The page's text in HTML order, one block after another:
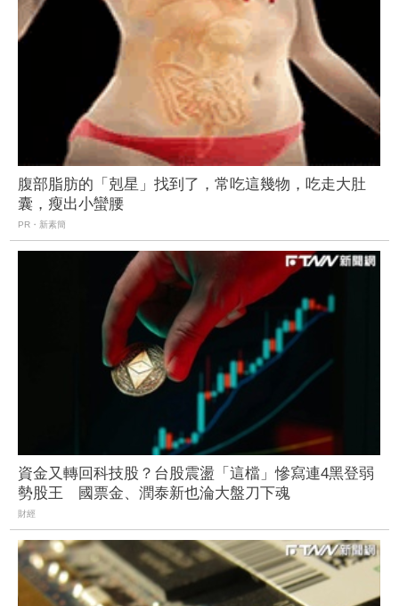
腹部脂肪的「剋星」找到了，常吃這幾物，吃走大肚
囊，瘦出小蠻腰
PR・新素簡
資金又轉回科技股？台股震盪「這檔」慘寫連4黑登弱
勢股王 國票金、潤泰新也淪大盤刀下魂
財經